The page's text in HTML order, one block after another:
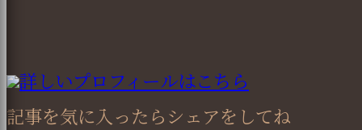
詳しいプロフィールはこちら
記事を気に入ったらシェアをしてね